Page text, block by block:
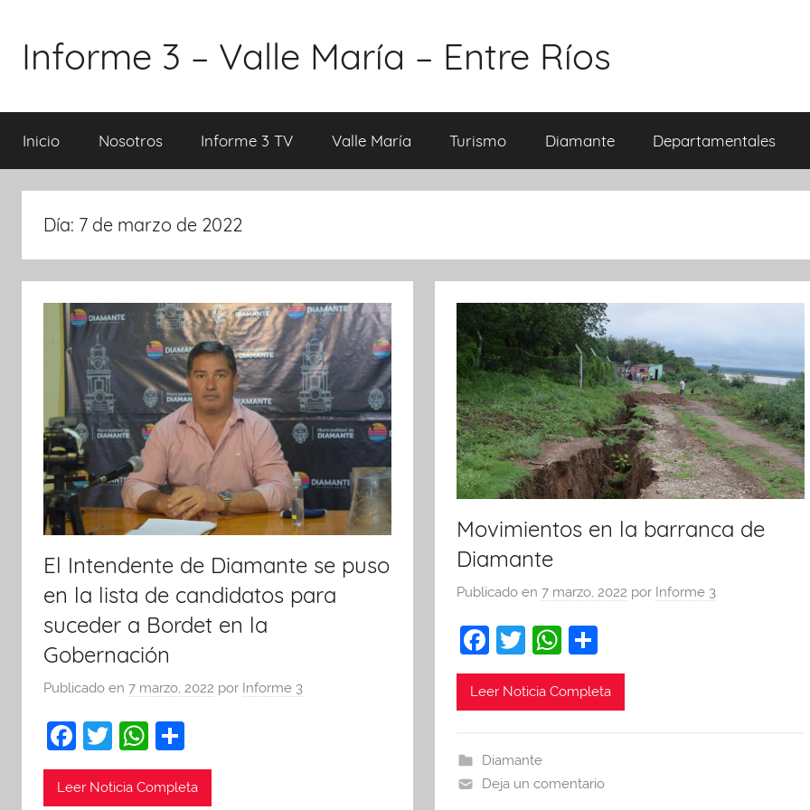
contenido
Informe 3 – Valle María – Entre Ríos
Inicio Nosotros Informe 3 TV Valle María Turismo Diamante Departamentales
Día: 7 de marzo de 2022
El Intendente de Diamante se puso
en la lista de candidatos para
suceder a Bordet en la
Gobernación
Publicado en 7 marzo, 2022 por Informe 3
F
a
c
T
w
itt
W
h
at
o
m
Leer Noticia Completa
Movimientos en la barranca de
Diamante
Publicado en7 marzo, 2022 por Informe 3
F
a
c
b
o
T
w
itt
W
h
at
p
o
m
tir
Leer Noticia Completa
Diamante
Deja un comentario